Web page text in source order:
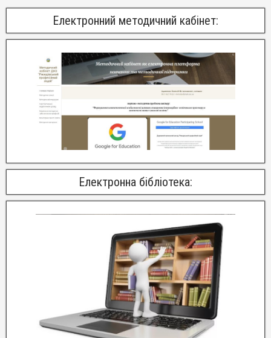
Електронний методичний кабінет:
Електронна бібліотека: